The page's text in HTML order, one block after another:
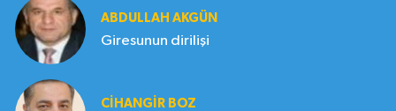
ABDULLAH AKGÜN
Giresunun dirilişi
CIHANGIR BOZ